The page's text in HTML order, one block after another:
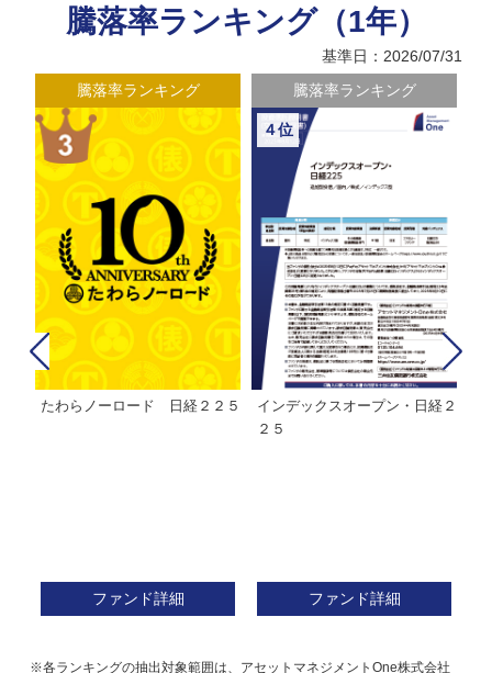
騰落率ランキング（1年）
基準日：2026/07/31
騰落率ランキング
たわらノーロード 日経２２５
ファンド詳細
騰落率ランキング
４位
インデックスオープン・日経２
２５
ファンド詳細
※各ランキングの抽出対象範囲は、アセットマネジメントOne株式会社